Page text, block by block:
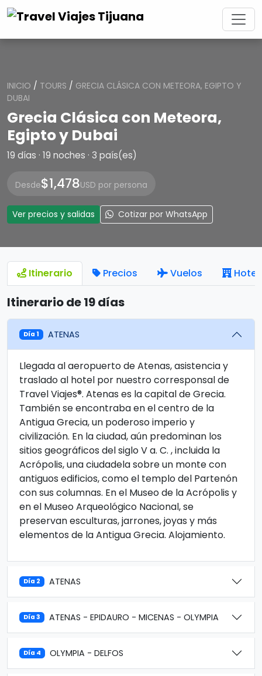
INICIO / TOURS / GRECIA CLÁSICA CON METEORA, EGIPTO Y
DUBAI
Grecia Clásica con Meteora,
Egipto y Dubai
19 días · 19 noches · 3 país(es)
Desde$1,478USD por persona
Ver precios y salidas Cotizar por WhatsApp
Itinerario Precios Vuelos
Itinerario de 19 días
Día 1 ATENAS
Llegada al aeropuerto de Atenas, asistencia y
traslado al hotel por nuestro corresponsal de
Travel Viajes®. Atenas es la capital de Grecia.
También se encontraba en el centro de la
Antigua Grecia, un poderoso imperio y
civilización. En la ciudad, aún predominan los
sitios geográficos del siglo V a. C. , incluida la
Acrópolis, una ciudadela sobre un monte con
antiguos edificios, como el templo del Partenón
con sus columnas. En el Museo de la Acrópolis y
en el Museo Arqueológico Nacional, se
preservan esculturas, jarrones, joyas y más
elementos de la Antigua Grecia. Alojamiento.
Día 2 ATENAS
Día 3 ATENAS - EPIDAURO - MICENAS - OLYMPIA
Día 4 OLYMPIA - DELFOS